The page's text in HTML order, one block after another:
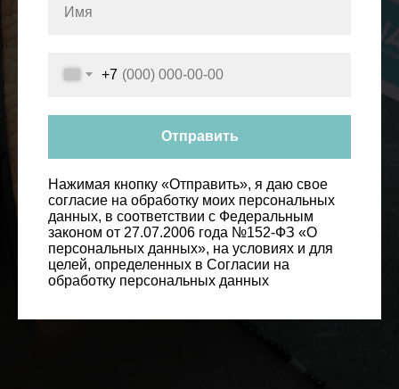
+7
Отправить
Нажимая кнопку «Отправить», я даю свое
согласие на обработку моих персональных
данных, в соответствии с Федеральным
законом от 27.07.2006 года №152-ФЗ «О
персональных данных», на условиях и для
целей, определенных в Согласии на
обработку персональных данных